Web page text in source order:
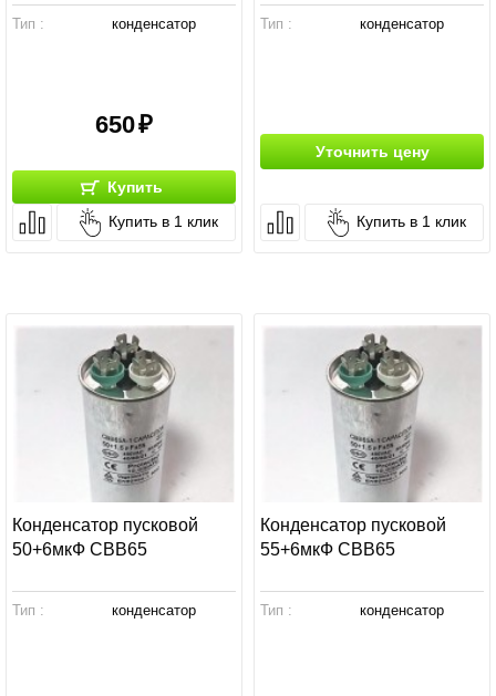
Тип : конденсатор
650
Купить
Купить в 1 клик
Тип : конденсатор
Уточнить цену
Купить в 1 клик
Конденсатор пусковой
50+6мкФ СВВ65
Тип : конденсатор
Конденсатор пусковой
55+6мкФ СВВ65
Тип : конденсатор